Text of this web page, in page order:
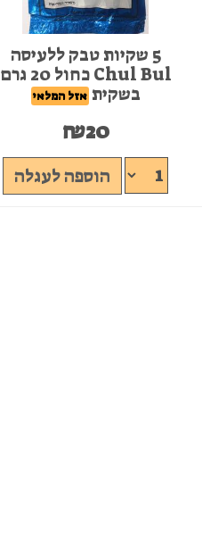
5 שקיות טבק ללעיסה
Chul Bul כחול 20 גרם
בשקית אזל המלאי
₪20
הוספה לעגלה